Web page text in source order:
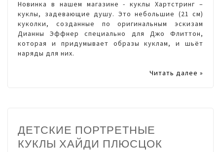
Новинка в нашем магазине - куклы Хартстринг –
куклы, задевающие душу. Это небольшие (21 см)
куколки, созданные по оригинальным эскизам
Дианны Эффнер специально для Джо Флиттон,
которая и придумывает образы куклам, и шьёт
наряды для них.
Читать далее »
ДЕТСКИЕ ПОРТРЕТНЫЕ
КУКЛЫ ХАЙДИ ПЛЮСЦОК